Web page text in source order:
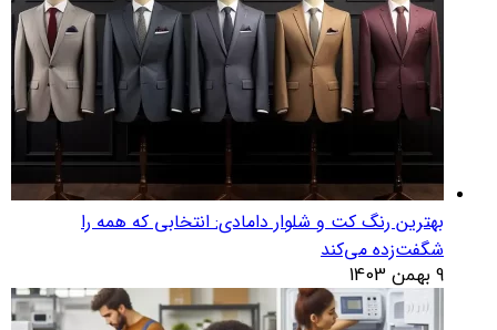
بهترین رنگ کت و شلوار دامادی: انتخابی که همه را
شگفت‌زده می‌کند
9 بهمن 1403